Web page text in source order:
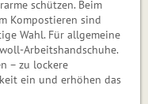
schützen. Beim
Kompostieren sind
Wahl. Für allgemeine
Arbeitshandschuhe.
– zu lockere
ein und erhöhen das